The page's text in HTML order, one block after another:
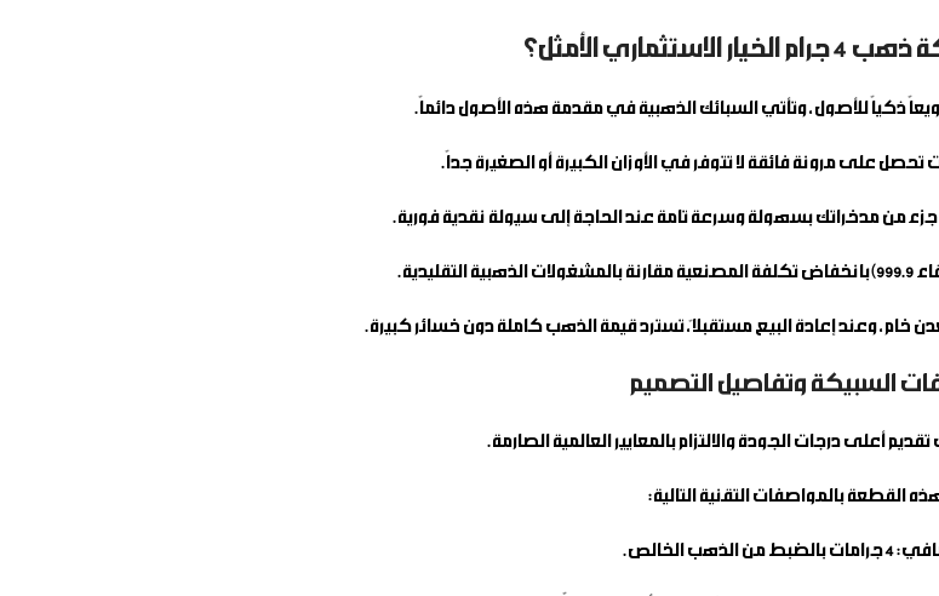
الأمثل؟
ذكياً للأصول، وتأتي السبائك الذهبية في مقدمة هذه الأصول دائماً.
تحصل على مرونة فائقة لا تتوفر في الأوزان الكبيرة أو الصغيرة جداً.
جزء من مدخراتك بسهولة وسرعة تامة عند الحاجة إلى سيولة نقدية فورية.
خام، وعند إعادة البيع مستقبلاً، تسترد قيمة الذهب كاملة دون خسائر كبيرة.
السبيكة وتفاصيل التصميم
أعلى درجات الجودة والالتزام بالمعايير العالمية الصارمة.
القطعة بالمواصفات التقنية التالية: